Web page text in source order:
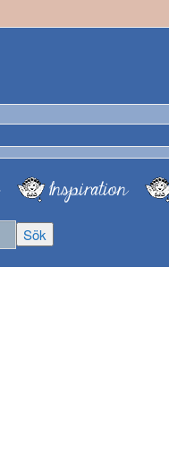
Inspiration